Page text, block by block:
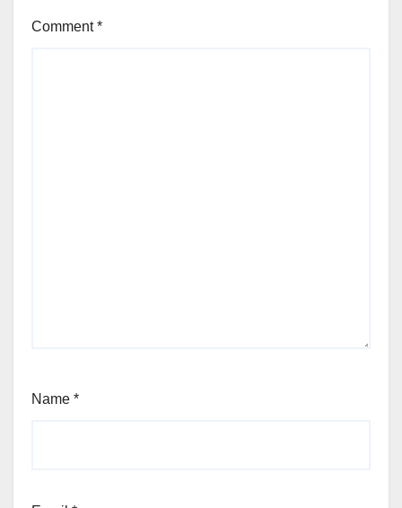
Comment*
Name *